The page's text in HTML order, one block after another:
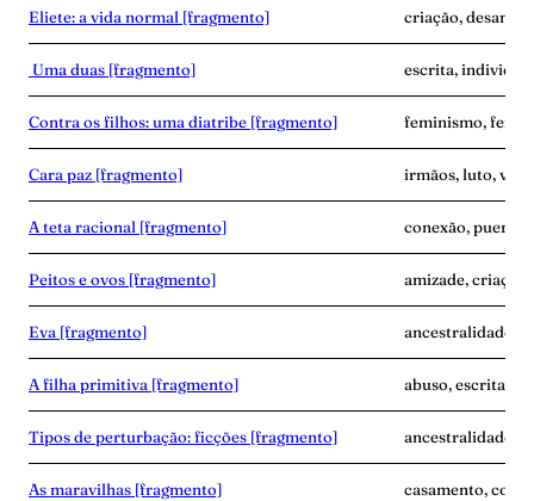
Eliete: a vida normal [fragmento] criação,
Uma duas [fragmento] escrita,
Contra os filhos: uma diatribe [fragmento] feminismo,
Cara paz [fragmento] irmãos, luto,
A teta racional [fragmento] conexão,
Peitos e ovos [fragmento] amizade,
Eva [fragmento] ancestralidade,
A filha primitiva [fragmento] abuso, escrita,
Tipos de perturbação: ficções [fragmento] ancestralidade,
As maravilhas [fragmento] casamento,